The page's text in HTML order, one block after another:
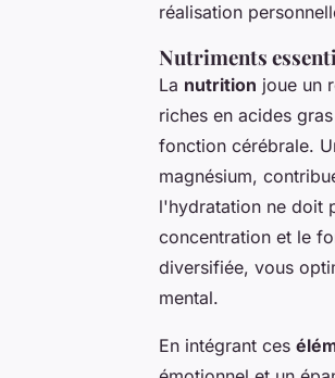
réalisation
Nutriments
La nutrition joue un
riches en acides
fonction cérébrale.
magnésium,
l'hydratation ne doit
concentration et le
diversifiée, vous
mental.
En intégrant ces